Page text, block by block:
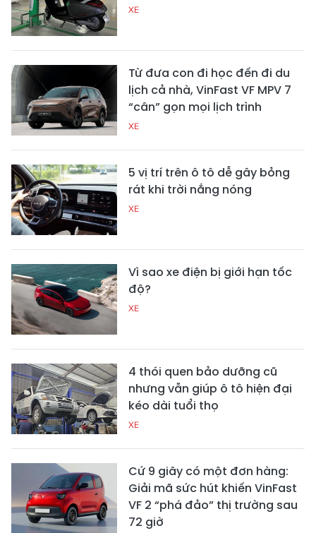
XE
Từ đưa con đi học đến đi du
lịch cả nhà, VinFast VF MPV 7
“cân” gọn mọi lịch trình
XE
5 vị trí trên ô tô dễ gây bỏng
rát khi trời nắng nóng
XE
Vì sao xe điện bị giới hạn tốc
độ?
XE
4 thói quen bảo dưỡng cũ
nhưng vẫn giúp ô tô hiện đại
kéo dài tuổi thọ
XE
Cứ 9 giây có một đơn hàng:
Giải mã sức hút khiến VinFast
VF 2 “phá đảo” thị trường sau
72 giờ